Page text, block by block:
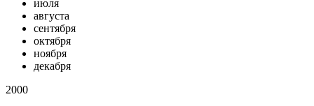
июля
августа
сентября
октября
ноября
декабря
2000